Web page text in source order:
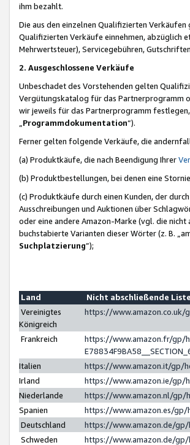
ihm bezahlt.
Die aus den einzelnen Qualifizierten Verkäufen
Qualifizierten Verkäufe einnehmen, abzüglich
Mehrwertsteuer), Servicegebühren,
2. Ausgeschlossene Verkäufe
Unbeschadet des Vorstehenden gelten
Vergütungskatalog für das Partnerprogramm
wir jeweils für das Partnerprogramm
Programmdokumentation“).
Ferner gelten folgende Verkäufe, die
(a) Produktkäufe, die nach Beendigung Ihrer
(b) Produktbestellungen, bei denen eine
(c) Produktkäufe durch einen Kunden, der
Ausschreibungen und Auktionen über
oder eine andere Amazon-Marke (vgl. die
buchstabierte Varianten dieser Wörter (z. B.
Suchplatzierung”);
Land
Nicht abschließende
Vereinigtes
Königreich
https://
Frankreich
https://www.amazon.fr/gp/
Italien
https://www.amazon.it/gp/
Irland
https://www.amazon.ie/gp/
Niederlande
https://www.amazon.nl/gp/
Spanien
https://www.amazon.es/
Deutschland
https://www.amazon.de/
Schweden
https://www.amazon.de/